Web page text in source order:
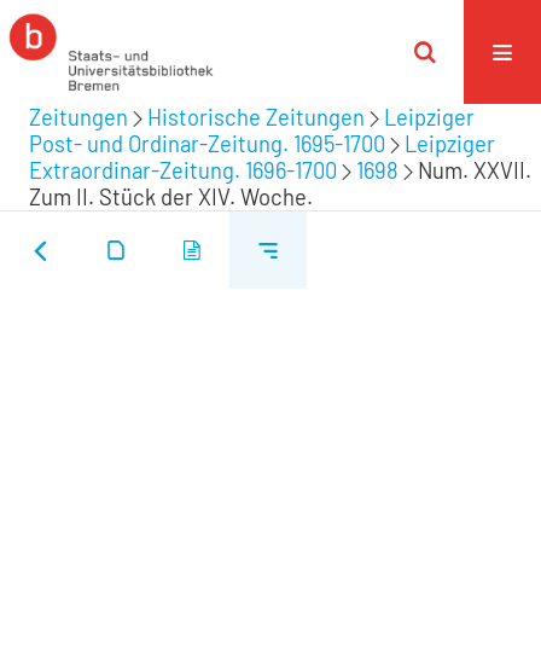
Zeitungen Historische Zeitungen
Leipziger
Post- und Ordinar-Zeitung. 1695-1700
Leipziger
Extraordinar-Zeitung. 1696-1700
1698
Num. XXVII.
Zum II. Stück der XIV. Woche.